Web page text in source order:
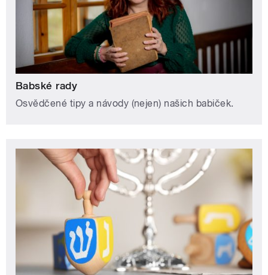
Babské rady
Osvědčené tipy a návody (nejen) našich babiček.